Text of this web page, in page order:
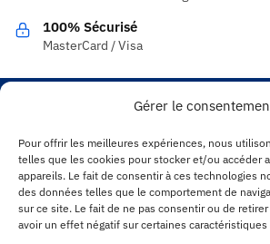
Gérer le
Pour offrir les meilleures expériences, nous
telles que les cookies pour stocker et/ou accéder
appareils. Le fait de consentir à ces technologies
des données telles que le comportement de
sur ce site. Le fait de ne pas consentir ou de
avoir un effet négatif sur certaines
100% Sécurisé
MasterCard / Visa
Politique de confidentialité
Conditions Générales de Vente
Politique de remboursements et de
Contact